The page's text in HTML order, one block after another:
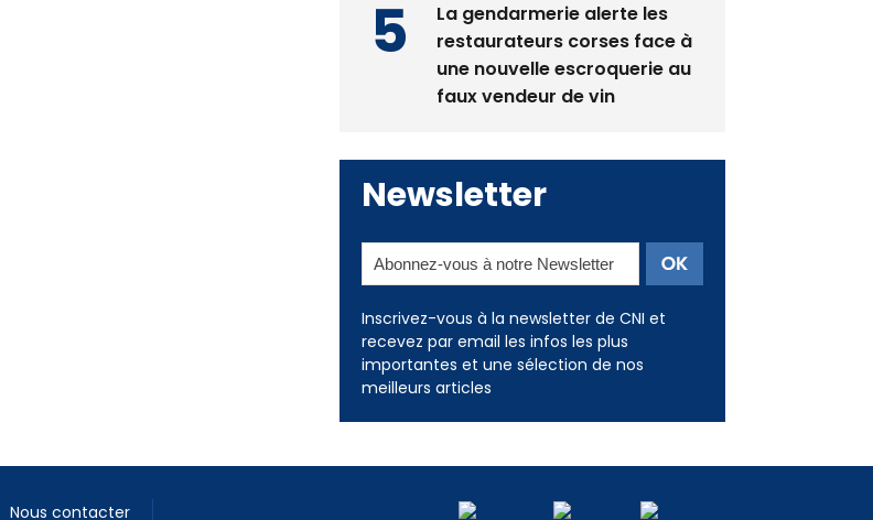
les restaurants
La gendarmerie alerte les
restaurateurs corses face à
Newsletter
Inscrivez-vous à la newsletter de CNI et
recevez par email les infos les plus